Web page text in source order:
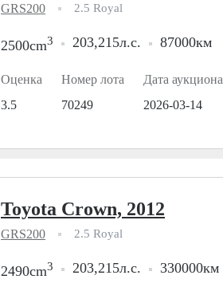
GRS200 2.5 Royal
2500cm3 203,215л.с. 87000км
Оценка
3.5
Номер лота
70249
Дата аукциона
2026-03-14
Toyota Crown, 2012
GRS200 2.5 Royal
2490cm3 203,215л.с. 330000км